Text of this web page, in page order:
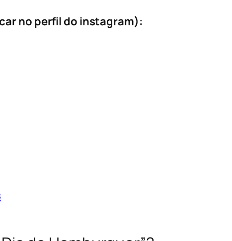
no perfil do instagram):